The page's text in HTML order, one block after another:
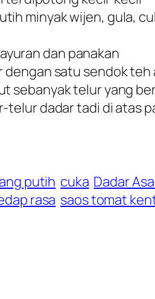
minyak wijen, gula,
dan panakan
satu sendok
sebanyak telur yang
telur dadar tadi di atas
putih cuka Dadar
rasa saos tomat